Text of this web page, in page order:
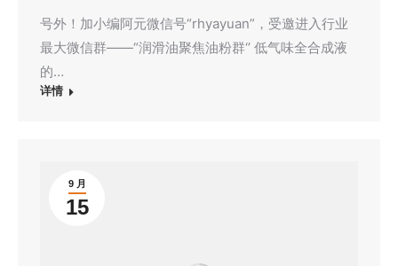
号外！加小编阿元微信号“rhyayuan”，受邀进入行业
最大微信群——“润滑油聚焦油粉群‘’ 低气味全合成液
的…
详情
9 月
15